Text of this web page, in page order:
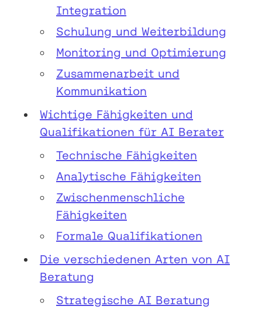
Integration
Schulung und Weiterbildung
Monitoring und Optimierung
Zusammenarbeit und
Kommunikation
Wichtige Fähigkeiten und
Qualifikationen für AI Berater
Technische Fähigkeiten
Analytische Fähigkeiten
Zwischenmenschliche
Fähigkeiten
Formale Qualifikationen
Die verschiedenen Arten von AI
Beratung
Strategische AI Beratung